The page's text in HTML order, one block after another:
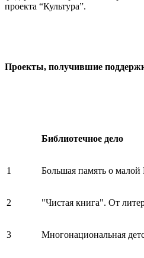
проекта “Культура”.
Проекты, получившие
Библиотечное дело
1 Большая память о малой
2 "Чистая книга". От
3 Многонациональная